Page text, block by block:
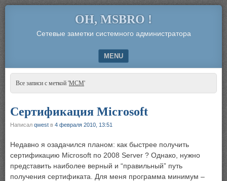
OH, MSBRO !
Сетевые заметки системного администратора
MENU
SKIP TO CONTENT
Все записи с меткой 'MCM'
Сертификация Microsoft
Написал qwest в 4 февраля 2010, 13:51
Недавно я озадачился планом: как быстрее получить
сертификацию Microsoft по 2008 Server ? Однако, нужно
представить наиболее верный и “правильный” путь
получения сертификата. Для меня программа минимум –